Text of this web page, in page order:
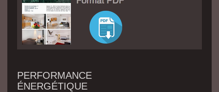
PERFORMANCE
ÉNERGÉTIQUE